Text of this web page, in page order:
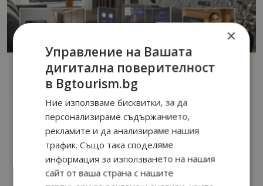
×
Управление на Вашата
дигитална поверителност
в Bgtourism.bg
Ние използваме бисквитки, за да
персонализираме съдържанието,
рекламите и да анализираме нашия
трафик. Също така споделяме
информация за използването на нашия
сайт от ваша страна с нашите